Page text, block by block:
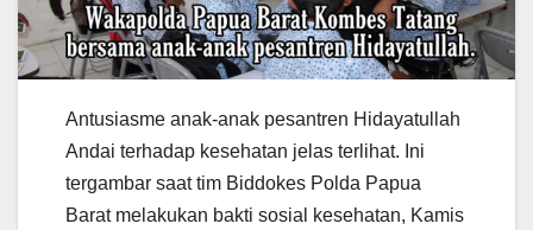
Antusiasme anak-anak pesantren Hidayatullah
Andai terhadap kesehatan jelas terlihat. Ini
tergambar saat tim Biddokes Polda Papua
Barat melakukan bakti sosial kesehatan, Kamis